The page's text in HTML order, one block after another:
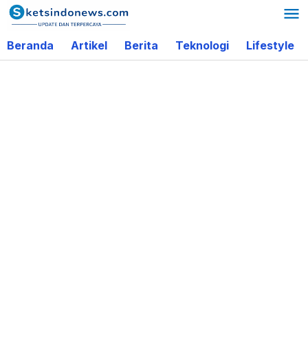
Lewati
ke
konten
Beranda Artikel Berita Teknologi Lifestyle